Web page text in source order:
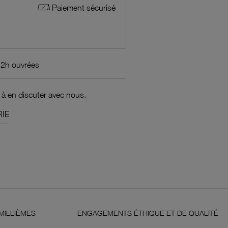
Paiement sécurisé
ouvrées
en discuter avec nous.
ENGAGEMENTS ÉTHIQUE ET DE QUALITÉ